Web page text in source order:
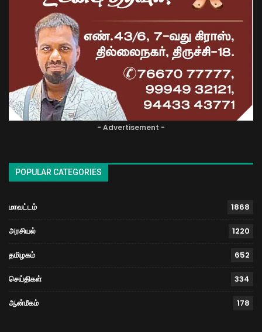
- Advertisement -
POPULAR CATEGORIES
மாவட்டம் 1868
அரசியல் 1220
தமிழகம் 652
செய்திகள் 334
ஆன்மீகம் 178